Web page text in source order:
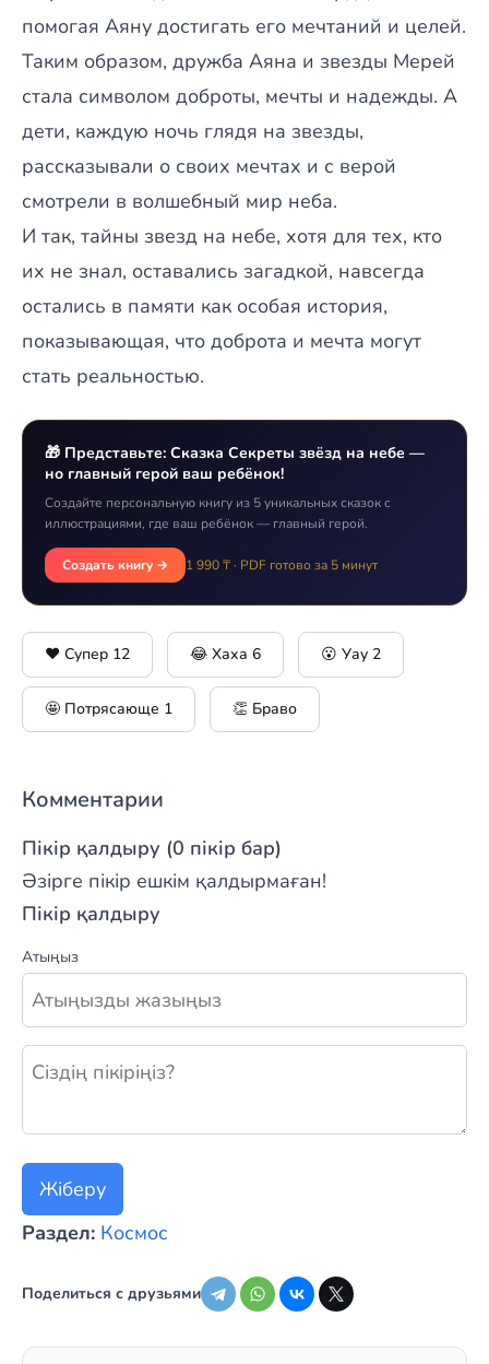
помогая Аяну достигать его мечтаний и целей.
Таким образом, дружба Аяна и звезды Мерей
стала символом доброты, мечты и надежды. А
дети, каждую ночь глядя на звезды,
рассказывали о своих мечтах и с верой
смотрели в волшебный мир неба.
И так, тайны звезд на небе, хотя для тех, кто
их не знал, оставались загадкой, навсегда
остались в памяти как особая история,
показывающая, что доброта и мечта могут
стать реальностью.
🎁 Представьте: Сказка Секреты звёзд на небе —
но главный герой ваш ребёнок!
Создайте персональную книгу из 5 уникальных сказок с
иллюстрациями, где ваш ребёнок — главный герой.
Создать книгу → 1 990 ₸ · PDF готово за 5 минут
❤️ Супер 12 😂 Хаха 6 😮 Уау 2
🤩 Потрясающе 1 👏 Браво
Комментарии
Пікір қалдыру (0 пікір бар)
Әзірге пікір ешкім қалдырмаған!
Пікір қалдыру
Атыңыз
Жаңа пікір қалдыру
Жіберу
Раздел: Космос
Поделиться с друзьями